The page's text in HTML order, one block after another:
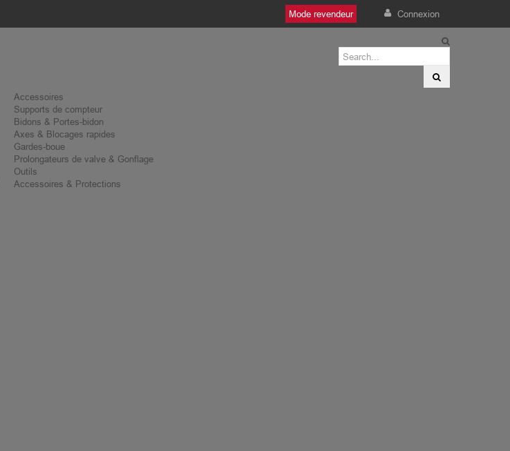
Connexion
Mode revendeur
Accessoires
Supports de compteur
Bidons & Portes-bidon
Axes & Blocages rapides
Gardes-boue
Prolongateurs de valve & Gonflage
Outils
Accessoires & Protections